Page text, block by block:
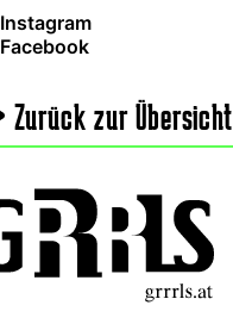
Instagram
Facebook
Zurück zur Übersicht